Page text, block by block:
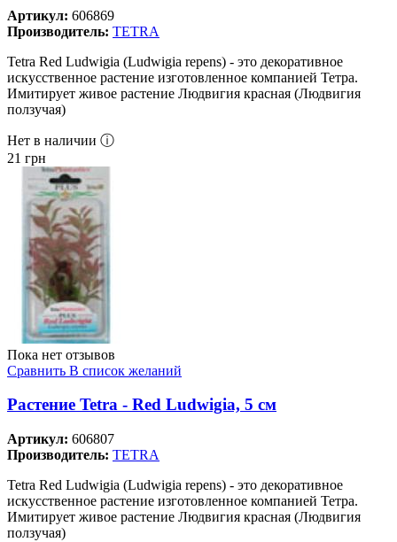
Артикул: 606869
Производитель: TETRA
Tetra Red Ludwigia (Ludwigia repens) - это декоративное
искусственное растение изготовленное компанией Тетра.
Имитирует живое растение Людвигия красная (Людвигия
ползучая)
Нет в наличии ⓘ
21 грн
Пока нет отзывов
Сравнить В список желаний
Растение Tetra - Red Ludwigia, 5 см
Артикул: 606807
Производитель: TETRA
Tetra Red Ludwigia (Ludwigia repens) - это декоративное
искусственное растение изготовленное компанией Тетра.
Имитирует живое растение Людвигия красная (Людвигия
ползучая)